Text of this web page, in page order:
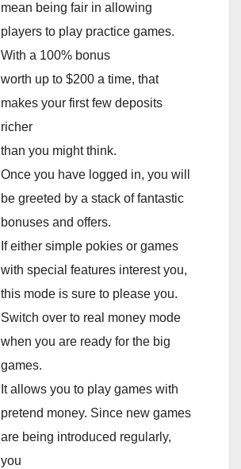
mean being fair in allowing
players to play practice games.
With a 100% bonus
worth up to $200 a time, that
makes your first few deposits
richer
than you might think.
Once you have logged in, you will
be greeted by a stack of fantastic
bonuses and offers.
If either simple pokies or games
with special features interest you,
this mode is sure to please you.
Switch over to real money mode
when you are ready for the big
games.
It allows you to play games with
pretend money. Since new games
are being introduced regularly,
you